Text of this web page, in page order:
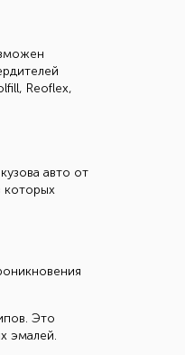
Reoflex,
авто от
которых
Это
эмалей.